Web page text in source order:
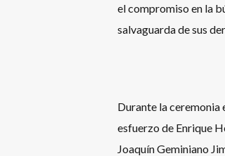
el compromiso en la
salvaguarda de sus
Durante la ceremonia
esfuerzo de Enrique
Joaquín Geminiano